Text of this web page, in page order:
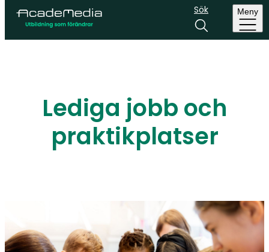
Sök Meny
Lediga jobb och
praktikplatser